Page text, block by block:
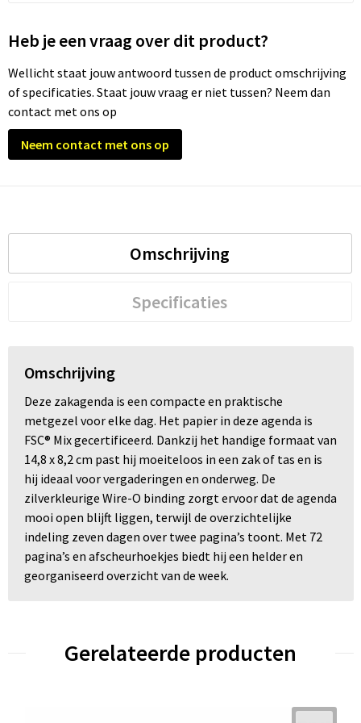
Trolleys
Waterbestendige tassen
Heb je een vraag over dit product?
Wellicht staat jouw antwoord tussen de product omschrijving
of specificaties. Staat jouw vraag er niet tussen? Neem dan
contact met ons op
Neem contact met ons op
Omschrijving
Specificaties
Omschrijving
Deze zakagenda is een compacte en praktische
metgezel voor elke dag. Het papier in deze agenda is
FSC® Mix gecertificeerd. Dankzij het handige formaat van
14,8 x 8,2 cm past hij moeiteloos in een zak of tas en is
hij ideaal voor vergaderingen en onderweg. De
zilverkleurige Wire-O binding zorgt ervoor dat de agenda
mooi open blijft liggen, terwijl de overzichtelijke
indeling zeven dagen over twee pagina’s toont. Met 72
pagina’s en afscheurhoekjes biedt hij een helder en
georganiseerd overzicht van de week.
Gerelateerde producten